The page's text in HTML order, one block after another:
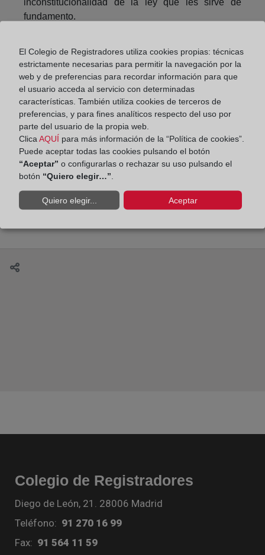
inconstitucionalidad de la ley que les sirve de
fundamento.
Compartir:
Beatriz Corredor y Sergio Nasarre dialogan sobre
la crisis de la vivienda. Por Diego Vigil
Colegio de Registradores
Diego de León, 21. 28006 Madrid
Teléfono: 91 270 16 99
Fax: 91 564 11 59
El Colegio de Registradores utiliza cookies propias: técnicas
estrictamente necesarias para permitir la navegación por la
web y de preferencias para recordar información para que
el usuario acceda al servicio con determinadas
características. También utiliza cookies de terceros de
preferencias, y para fines analíticos respecto del uso por
parte del usuario de la propia web.
Clica AQUÍ para más información de la “Política de cookies”.
Puede aceptar todas las cookies pulsando el botón
“Aceptar” o configurarlas o rechazar su uso pulsando el
botón “Quiero elegir…”
Quiero elegir... Aceptar